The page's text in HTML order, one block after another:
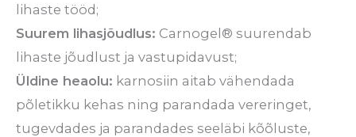
lihaste tööd;
Suurem lihasjõudlus: Carnogel® suurendab
lihaste jõudlust ja vastupidavust;
Üldine heaolu: karnosiin aitab vähendada
põletikku kehas ning parandada vereringet,
tugevdades ja parandades seeläbi kõõluste,